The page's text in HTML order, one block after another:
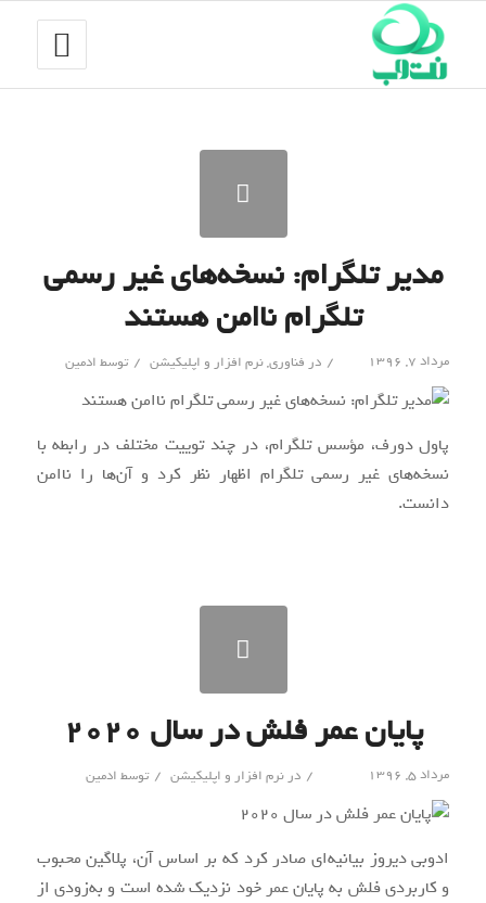
مدیر تلگرام: نسخه‌های غیر رسمی
تلگرام ناامن هستند
مرداد ۷, ۱۳۹۶ / در فناوری,نرم افزار و اپلیکیشن / توسط ادمین
پاول دورف، مؤسس تلگرام، در چند توییت مختلف در رابطه با
نسخه‌های غیر رسمی تلگرام اظهار نظر کرد و آن‌ها را ناامن
دانست.
پایان عمر فلش در سال ۲۰۲۰
مرداد ۵, ۱۳۹۶ / درنرم افزار و اپلیکیشن / توسط ادمین
ادوبی دیروز بیانیه‌ای صادر کرد که بر اساس آن، پلاگین محبوب
و کاربردی فلش به پایان عمر خود نزدیک شده است و به‌زودی از